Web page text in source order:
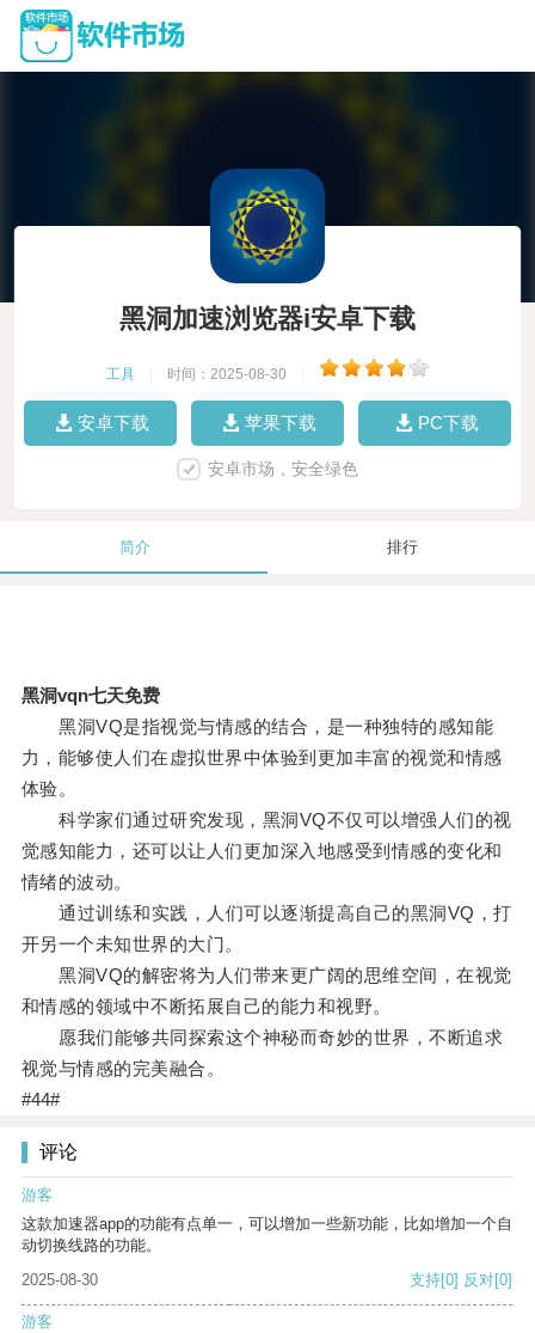
黑洞加速浏览器i安卓下载
工具 时间：2025-08-30
安卓下载 苹果下载 PC下载
安卓市场，安全绿色
简介 排行
黑洞vqn七天免费
黑洞VQ是指视觉与情感的结合，是一种独特的感知能
力，能够使人们在虚拟世界中体验到更加丰富的视觉和情感
体验。
科学家们通过研究发现，黑洞VQ不仅可以增强人们的视
觉感知能力，还可以让人们更加深入地感受到情感的变化和
情绪的波动。
通过训练和实践，人们可以逐渐提高自己的黑洞VQ，打
开另一个未知世界的大门。
黑洞VQ的解密将为人们带来更广阔的思维空间，在视觉
和情感的领域中不断拓展自己的能力和视野。
愿我们能够共同探索这个神秘而奇妙的世界，不断追求
视觉与情感的完美融合。
#44#
评论
游客
这款加速器app的功能有点单一，可以增加一些新功能，比如增加一个自
动切换线路的功能。
2025-08-30
支持[0] 反对[0]
游客